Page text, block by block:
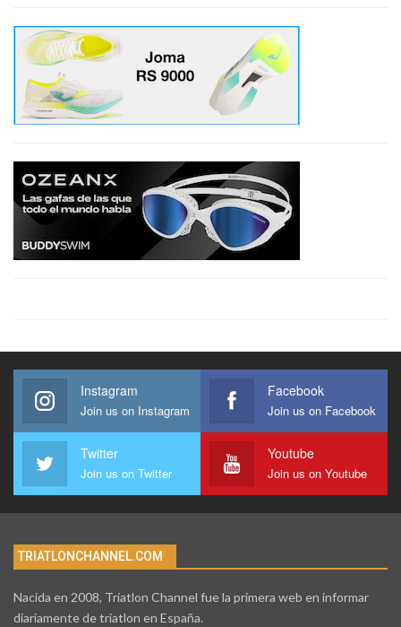
Instagram
Join us on Instagram
Facebook
Join us on Facebook
Twitter
Join us on Twitter
Youtube
Join us on Youtube
TRIATLONCHANNEL.COM
Nacida en 2008, Triatlon Channel fue la primera web en informar
diariamente de triatlon en España.